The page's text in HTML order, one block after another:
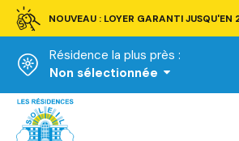
NOUVEAU : LOYER GARANTI
Résidence la plus près :
Non sélectionnée
Accueil